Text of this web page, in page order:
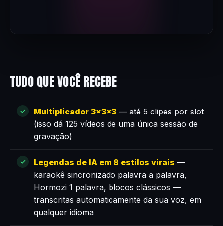
TUDO QUE VOCÊ RECEBE
Multiplicador 3×3×3 — até 5 clipes por slot
(isso dá 125 vídeos de uma única sessão de
gravação)
Legendas de IA em 8 estilos virais —
karaokê sincronizado palavra a palavra,
Hormozi 1 palavra, blocos clássicos —
transcritas automaticamente da sua voz, em
qualquer idioma